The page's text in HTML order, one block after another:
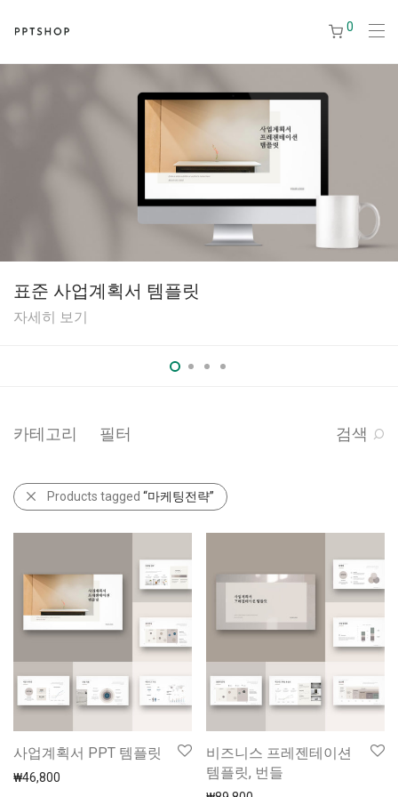
0
표준 사업계획서 템플릿
자세히 보기
카테고리 필터 검색
Products tagged “마케팅전략”
사업계획서 PPT 템플릿
₩46,800
비즈니스 프레젠테이션
템플릿, 번들